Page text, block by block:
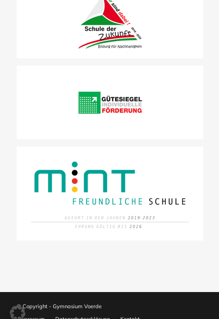
© Copyright - Gymnasium Voerde